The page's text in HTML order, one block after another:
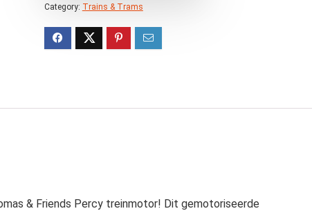
Category: Trains & Trams
& Friends Percy treinmotor! Dit gemotoriseerde